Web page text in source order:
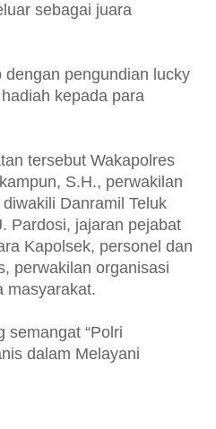
sebagai juara
pengundian lucky
kepada para
tersebut Wakapolres
S.H., perwakilan
Danramil Teluk
Pardosi, jajaran pejabat
Kapolsek, personel dan
perwakilan organisasi
masyarakat.
semangat “Polri
dalam Melayani